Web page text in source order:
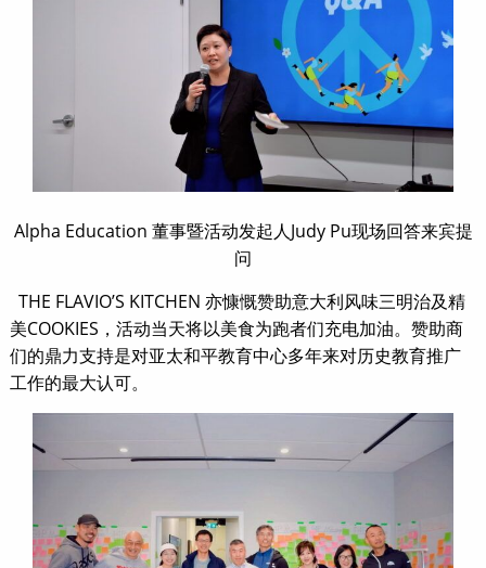
Alpha Education 董事暨活动发起人Judy Pu现场回答来宾提
问
THE FLAVIO’S KITCHEN 亦慷慨赞助意大利风味三明治及精
美COOKIES，活动当天将以美食为跑者们充电加油。赞助商
们的鼎力支持是对亚太和平教育中心多年来对历史教育推广
工作的最大认可。